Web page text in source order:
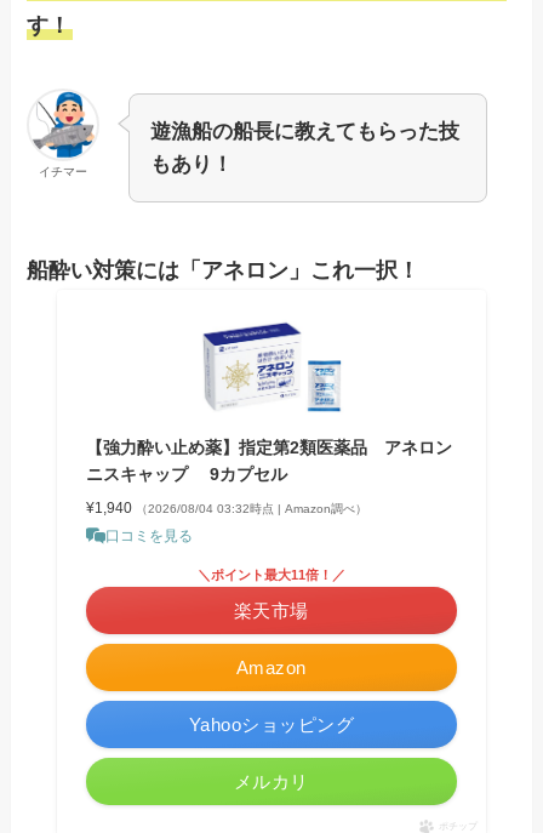
す！
イチマー
遊漁船の船長に教えてもらった技
もあり！
船酔い対策には「アネロン」これ一択！
【強力酔い止め薬】指定第2類医薬品 アネロン
ニスキャップ 9カプセル
¥1,940 （2026/08/04 03:32時点 | Amazon調べ）
口コミを見る
Amazon
＼ポイント最大11倍！／
楽天市場
Yahooショッピング
メルカリ
ポチップ